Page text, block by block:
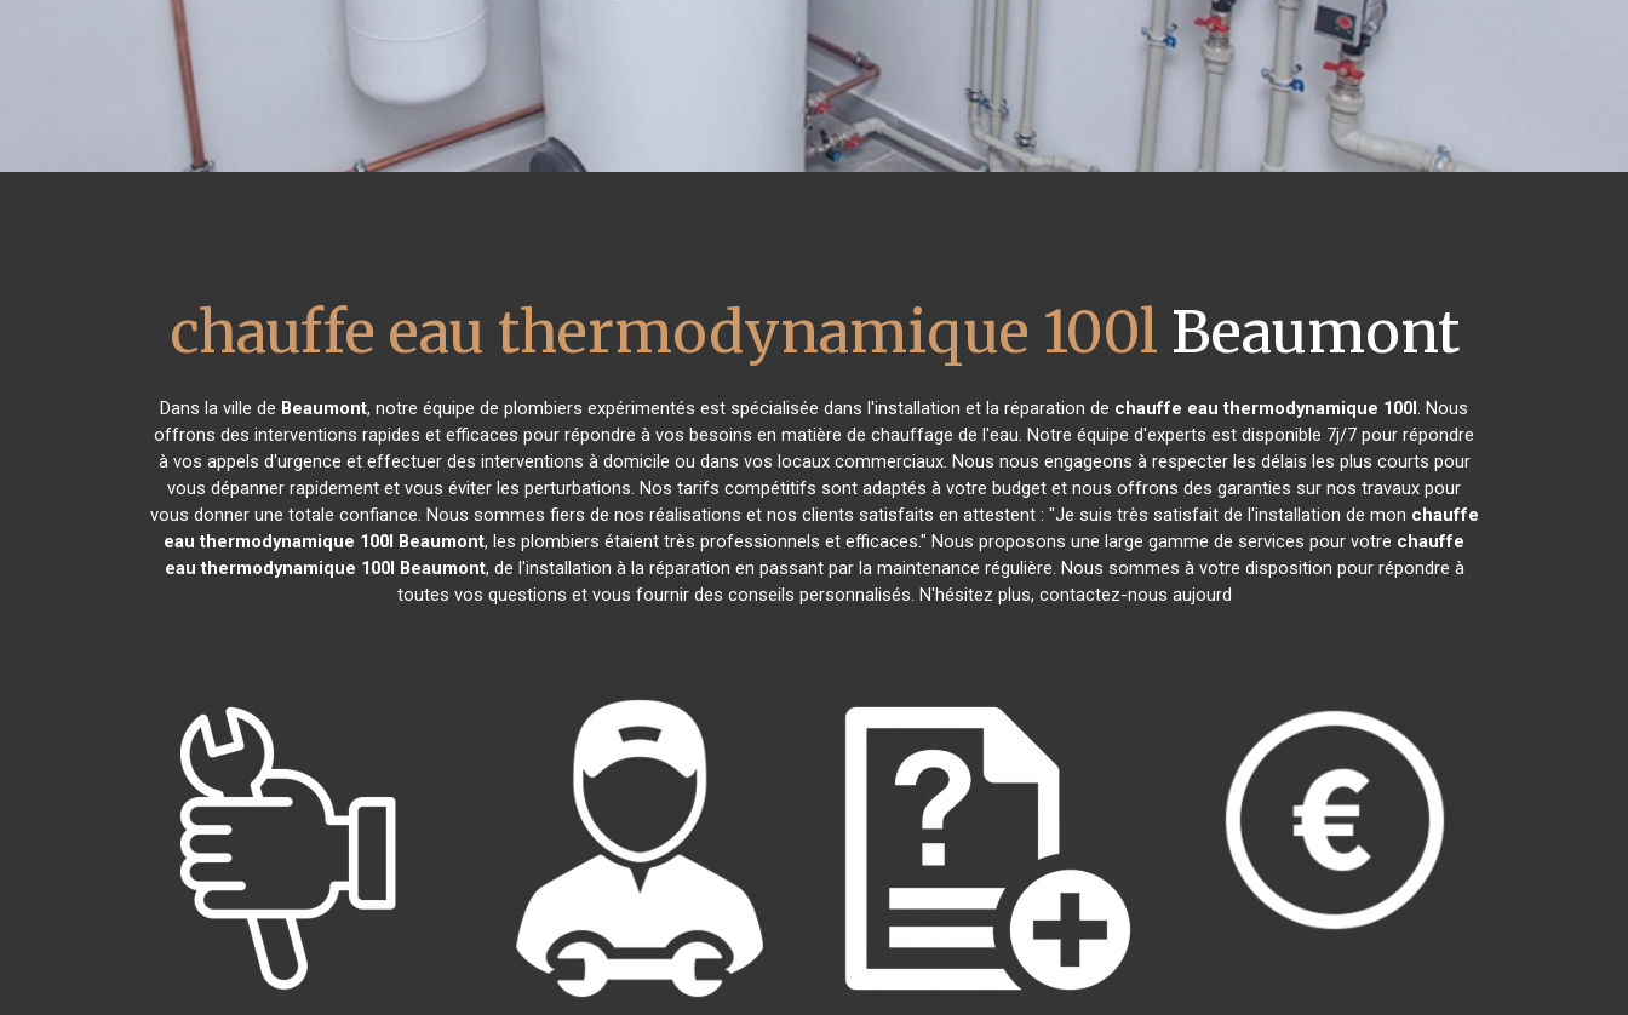
chauffe eau thermodynamique 100l Beaumont
Dans la ville de Beaumont, notre équipe de plombiers expérimentés est spécialisée dans l'installation et la réparation de chauffe eau thermodynamique 100l. Nous
offrons des interventions rapides et efficaces pour répondre à vos besoins en matière de chauffage de l'eau. Notre équipe d'experts est disponible 7j/7 pour répondre
à vos appels d'urgence et effectuer des interventions à domicile ou dans vos locaux commerciaux. Nous nous engageons à respecter les délais les plus courts pour
vous dépanner rapidement et vous éviter les perturbations. Nos tarifs compétitifs sont adaptés à votre budget et nous offrons des garanties sur nos travaux pour
vous donner une totale confiance. Nous sommes fiers de nos réalisations et nos clients satisfaits en attestent : "Je suis très satisfait de l'installation de mon chauffe
eau thermodynamique 100l Beaumont, les plombiers étaient très professionnels et efficaces." Nous proposons une large gamme de services pour votre chauffe
eau thermodynamique 100l Beaumont, de l'installation à la réparation en passant par la maintenance régulière. Nous sommes à votre disposition pour répondre à
toutes vos questions et vous fournir des conseils personnalisés. N'hésitez plus, contactez-nous aujourd